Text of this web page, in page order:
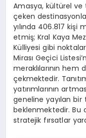
Amasya, kültürel ve
çeken
yılında 406.817
etmiş; Kral Kaya
Külliyesi gibi noktalar
Mirası Geçici
meraklılarının
çekmektedir.
yatırımlarının
geneline yayılan bir
beklenmektedir. Bu
stratejik fırsatlar